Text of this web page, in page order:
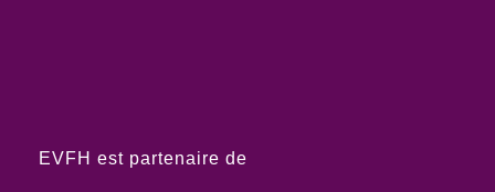
EVFH est partenaire de